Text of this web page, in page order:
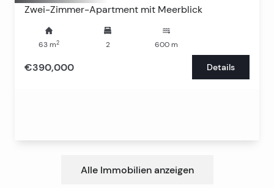
Zwei-Zimmer-Apartment mit Meerblick
63 m2 2 600 m
€390,000 Details
Alle Immobilien anzeigen